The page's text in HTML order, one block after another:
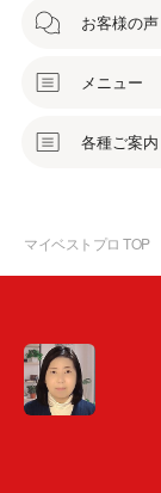
お客様の声
メニュー
各種ご案内
マイベストプロ TOP